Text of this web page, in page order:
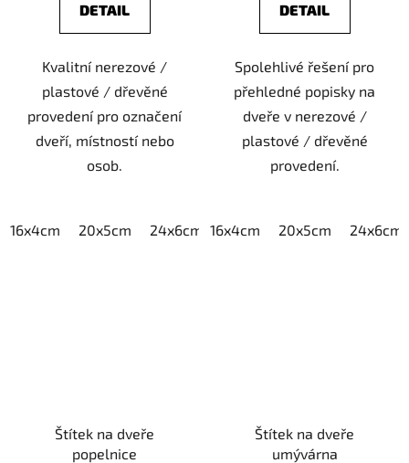
DETAIL
Kvalitní nerezové /
plastové / dřevěné
provedení pro označení
dveří, místností nebo
osob.
16x4cm 20x5cm 24x6cm 30x7,5cm 40x10cm
DETAIL
Spolehlivé řešení pro
přehledné popisky na
dveře v nerezové /
plastové / dřevěné
provedení.
16x4cm 20x5cm 24x6cm
Štítek na dveře
popelnice
Štítek na dveře
umývárna